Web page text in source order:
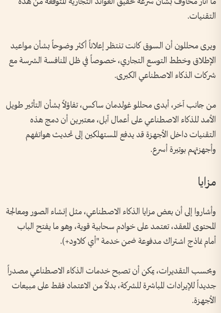
التقنيات.
ويرى محللون أن السوق كانت تنتظر إعلاناً أكثر وضوحاً بشأن مواعيد
الإطلاق وخطط التوسع التجاري، خصوصاً في ظل المنافسة الشرسة مع
شركات الذكاء الاصطناعي الكبرى.
من جانب آخر، أبدى محللو غولدمان ساكس، تفاؤلاً بشأن التأثير طويل
الأمد للذكاء الاصطناعي على أعمال آبل، معتبرين أن دمج هذه
التقنيات داخل الأجهزة قد يدفع المستهلكين إلى تحديث هواتفهم
وأجهزتهم بوتيرة أسرع.
مزايا
وأشاروا إلى أن بعض مزايا الذكاء الاصطناعي، مثل إنشاء الصور ومعالجة
المحتوى المعقد، تعتمد على خوادم سحابية قوية، وهو ما يفتح الباب
أمام نماذج اشتراك مدفوعة ضمن خدمة "أي كلاود+).
وبحسب التقديرات، يمكن أن تصبح خدمات الذكاء الاصطناعي مصدراً
جديداً للإيرادات المباشرة للشركة، بدلاً من الاعتماد فقط على مبيعات
الأجهزة.